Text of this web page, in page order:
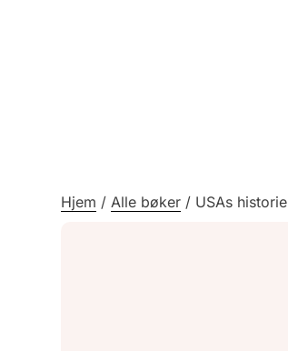
Hjem /Alle bøker / USAs historie